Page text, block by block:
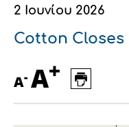
Οικονομικά
Καινοτομία
Εξαγωγές
Ευφυής
Εκκόκκιση
παραγωγού
Αλυσίδα
2 Ιουνίου 2026
Cotton
A- A+